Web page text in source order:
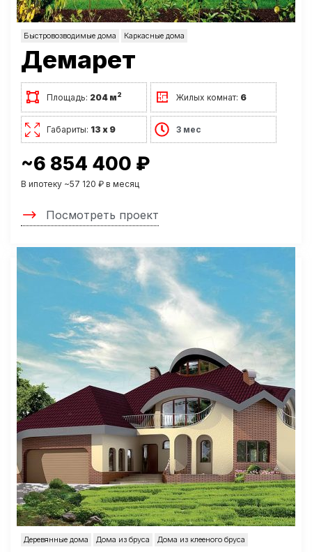
Быстровозводимые дома Каркасные дома
Демарет
Площадь: 204 м2 Жилых комнат: 6
Габариты: 13 х 9 3 мес
~6 854 400 ₽
В ипотеку ~57 120 ₽ в месяц
Посмотреть проект
Деревянные дома Дома из бруса Дома из клееного бруса